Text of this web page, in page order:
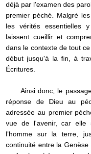
déjà par l'examen des
premier péché. Malgré
les vérités essentielles
laissent cueillir et
dans le contexte de tout
début jusqu'à la fin, à
Écritures.
Ainsi donc, le passage
réponse de Dieu au
adressée au premier
vue de l'avenir, car elle
l'homme sur la terre,
continuité entre la